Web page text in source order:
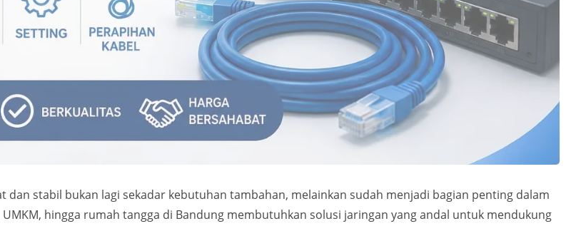
stabil bukan lagi sekadar kebutuhan tambahan, melainkan sudah menjadi bagian penting dalam
hingga rumah tangga di Bandung membutuhkan solusi jaringan yang andal untuk mendukung